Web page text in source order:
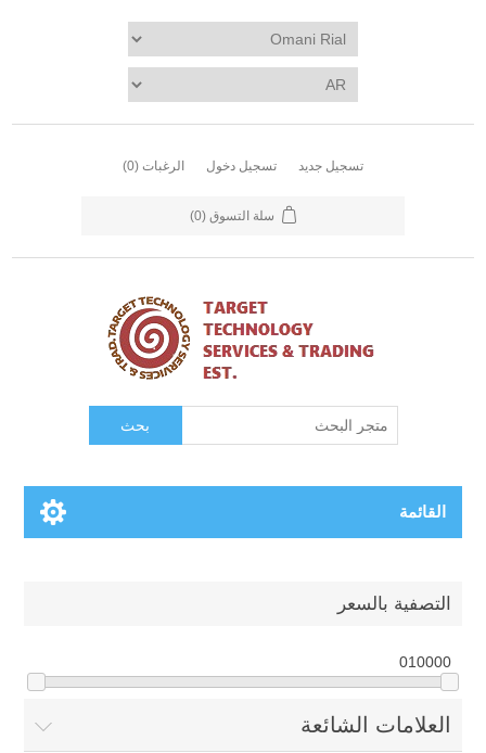
تسجيل جديد تسجيل دخول الرغبات (0)
سلة التسوق (0)
بحث
القائمة
التصفية بالسعر
010000
العلامات الشائعة